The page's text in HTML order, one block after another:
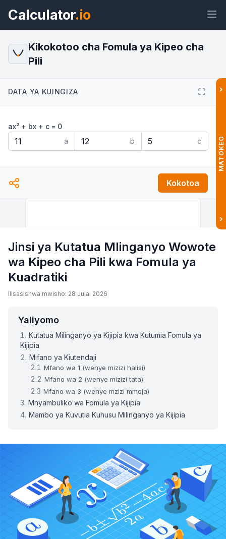
Calculator.io
Kikokotoo cha Fomula ya Kipeo cha
Pili
DATA YA KUINGIZA
ax² + bx + c = 0
a
b c
Kokotoa
›
MATOKEO
›
Jinsi ya Kutatua Mlinganyo Wowote
wa Kipeo cha Pili kwa Fomula ya
Kuadratiki
Ilisasishwa mwisho: 28 Julai 2026
Yaliyomo
Kutatua Milinganyo ya Kijipia kwa Kutumia Fomula ya
Kijipia
Mifano ya Kiutendaji
Mfano wa 1 (wenye mizizi halisi)
Mfano wa 2 (wenye mizizi tata)
Mfano wa 3 (wenye mzizi mmoja)
Mnyambuliko wa Fomula ya Kijipia
Mambo ya Kuvutia Kuhusu Milinganyo ya Kijipia